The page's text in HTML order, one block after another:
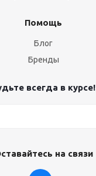
Помощь
Блог
Бренды
всегда в курсе!
на связи